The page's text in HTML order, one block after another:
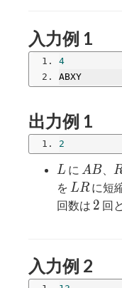
入力例 1
4
ABXY
出力例 1
2
L
L に AB
A B、
を LR
LR に短
回数は 2
2 回
入力例 2